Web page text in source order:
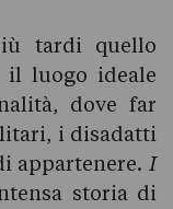
tardi quello
il luogo ideale
dove far
i disadatti
appartenere. I
storia di